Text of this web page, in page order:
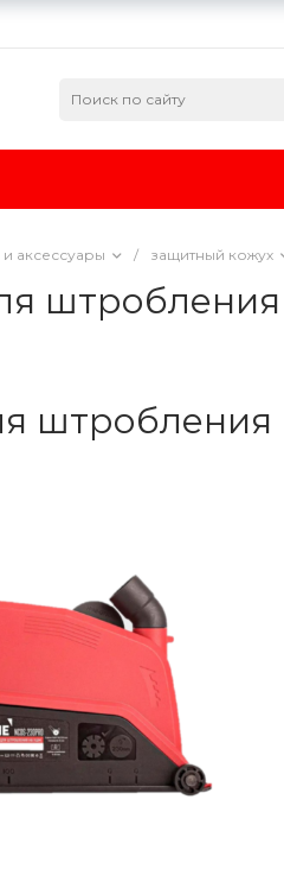
и аксессуары / защитный кожух
штробления